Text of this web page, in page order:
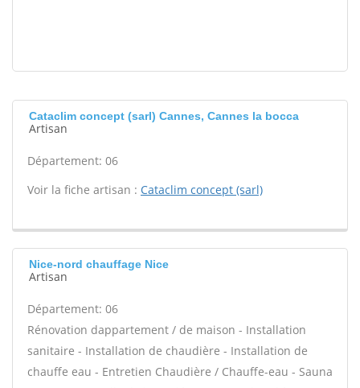
Cataclim concept (sarl) Cannes, Cannes la bocca
Artisan
Département: 06
Voir la fiche artisan : Cataclim concept (sarl)
Nice-nord chauffage Nice
Artisan
Département: 06
Rénovation dappartement / de maison - Installation
sanitaire - Installation de chaudière - Installation de
chauffe eau - Entretien Chaudière / Chauffe-eau - Sauna